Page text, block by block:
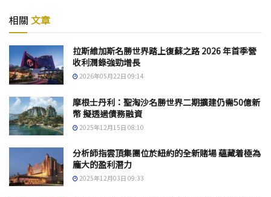
相關 文章
拉斯維加斯名勝世界踏上復蘇之路 2026 年首季營
收利潤錄強勁增長
2026年05月22日 09:14
摩根士丹利：聖淘沙名勝世界二期擴建仍需50億新
幣 擬透過債務融資
2025年12月15日 08:10
分析師指雲頂集團位於紐約的全新賭場 蘊藏着極為
龐大的盈利潛力
2025年12月03日 09:33